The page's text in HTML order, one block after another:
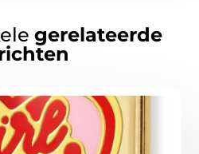
gerelateerde